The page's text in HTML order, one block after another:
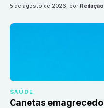
5 de agosto de 2026, por
SAÚDE
Canetas